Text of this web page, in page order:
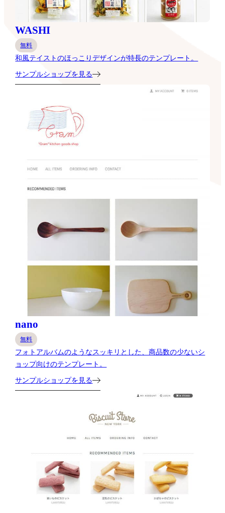
WASHI
無料
和風テイストのほっこりデザインが特長のテンプレート。
サンプルショップを見る
nano
無料
フォトアルバムのようなスッキリとした、商品数の少ないシ
ョップ向けのテンプレート。
サンプルショップを見る